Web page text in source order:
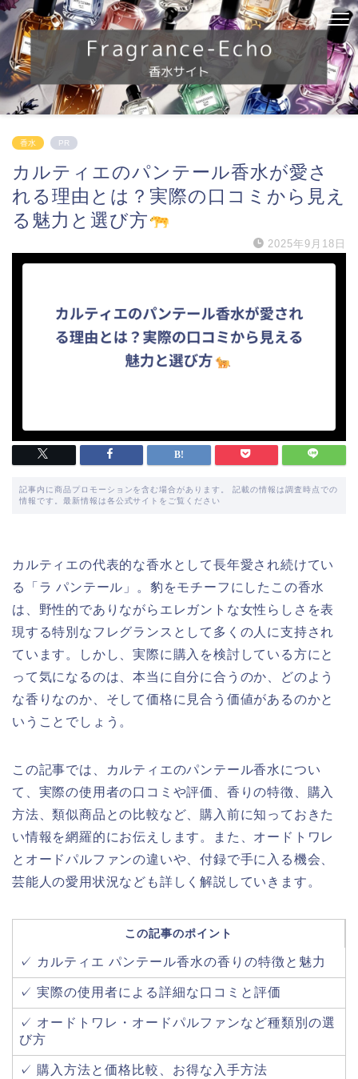
香水 PR
カルティエのパンテール香水が愛さ
れる理由とは？実際の口コミから見え
る魅力と選び方
2025年9月18日
記事内に商品プロモーションを含む場合があります。 記載の情報は調査時点での
情報です。最新情報は各公式サイトをご覧ください
カルティエの代表的な香水として長年愛され続けてい
る「ラ パンテール」。豹をモチーフにしたこの香水
は、野性的でありながらエレガントな女性らしさを表
現する特別なフレグランスとして多くの人に支持され
ています。しかし、実際に購入を検討している方にと
って気になるのは、本当に自分に合うのか、どのよう
な香りなのか、そして価格に見合う価値があるのかと
いうことでしょう。
この記事では、カルティエのパンテール香水につい
て、実際の使用者の口コミや評価、香りの特徴、購入
方法、類似商品との比較など、購入前に知っておきた
い情報を網羅的にお伝えします。また、オードトワレ
とオードパルファンの違いや、付録で手に入る機会、
芸能人の愛用状況なども詳しく解説していきます。
この記事のポイント
✓ カルティエ パンテール香水の香りの特徴と魅力
✓ 実際の使用者による詳細な口コミと評価
✓ オードトワレ・オードパルファンなど種類別の選
び方
✓ 購入方法と価格比較、お得な入手方法